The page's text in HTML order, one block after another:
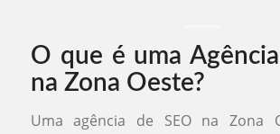
O que é uma
na Zona Oeste?
Uma agência de SEO na Zona